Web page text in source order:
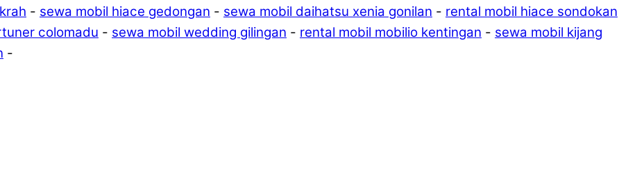
- sewa mobil hiace gedongan - sewa mobil daihatsu xenia gonilan - rental mobil hiace sondokan
colomadu - sewa mobil wedding gilingan - rental mobil mobilio kentingan - sewa mobil kijang
-